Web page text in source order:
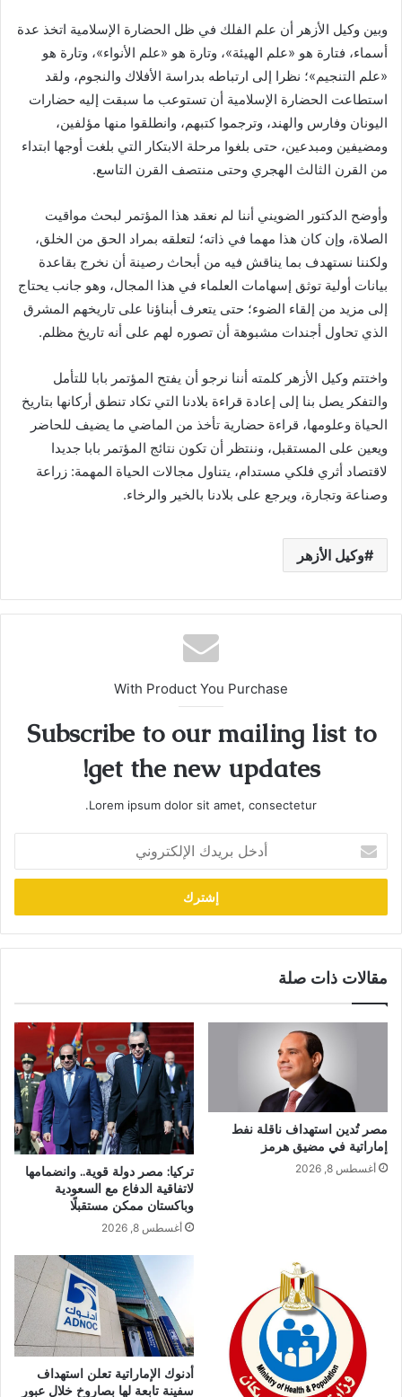
وبين وكيل الأزهر أن علم الفلك في ظل الحضارة الإسلامية اتخذ عدة
أسماء، فتارة هو «علم الهيئة»، وتارة هو «علم الأنواء»، وتارة هو
«علم التنجيم»؛ نظرا إلى ارتباطه بدراسة الأفلاك والنجوم، ولقد
استطاعت الحضارة الإسلامية أن تستوعب ما سبقت إليه حضارات
اليونان وفارس والهند، وترجموا كتبهم، وانطلقوا منها مؤلفين،
ومضيفين ومبدعين، حتى بلغوا مرحلة الابتكار التي بلغت أوجها ابتداء
من القرن الثالث الهجري وحتى منتصف القرن التاسع.
وأوضح الدكتور الضويني أننا لم نعقد هذا المؤتمر لبحث مواقيت
الصلاة، وإن كان هذا مهما في ذاته؛ لتعلقه بمراد الحق من الخلق،
ولكننا نستهدف بما يناقش فيه من أبحاث رصينة أن نخرج بقاعدة
بيانات أولية توثق إسهامات العلماء في هذا المجال، وهو جانب يحتاج
إلى مزيد من إلقاء الضوء؛ حتى يتعرف أبناؤنا على تاريخهم المشرق
الذي تحاول أجندات مشبوهة أن تصوره لهم على أنه تاريخ مظلم.
واختتم وكيل الأزهر كلمته أننا نرجو أن يفتح المؤتمر بابا للتأمل
والتفكر يصل بنا إلى إعادة قراءة بلادنا التي تكاد تنطق أركانها بتاريخ
الحياة وعلومها، قراءة حضارية تأخذ من الماضي ما يضيف للحاضر
ويعين على المستقبل، وننتظر أن تكون نتائج المؤتمر بابا جديدا
لاقتصاد أثري فلكي مستدام، يتناول مجالات الحياة المهمة: زراعة
وصناعة وتجارة، ويرجع على بلادنا بالخير والرخاء.
وكيل الأزهر
With Product You Purchase
Subscribe to our mailing list to
get the new updates!
Lorem ipsum dolor sit amet, consectetur.
بريدك
الإلكتروني
مقالات ذات صلة
مصر تُدين استهداف ناقلة نفط
إماراتية في مضيق هرمز
أغسطس 8, 2026
تركيا: مصر دولة قوية.. وانضمامها
لاتفاقية الدفاع مع السعودية
وباكستان ممكن مستقبلًا
أغسطس 8, 2026
أدنوك الإماراتية تعلن استهداف
سفينة تابعة لها بصاروخ خلال عبور